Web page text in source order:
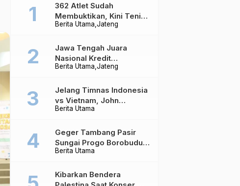
Berita Utama Jateng
362 Atlet Sudah
Membuktikan, Kini Tenis
Meja Jateng Dibidik Jadi
Berita Utama Jateng
Jawa Tengah Juara
Nasional Kredit
Perumahan, Realisasi
Berita Utama
Jelang Timnas Indonesia
vs Vietnam, John
Herdman Ungkap Hal
Berita Utama
Geger Tambang Pasir
Sungai Progo Borobudur,
Warga Sambeng Hentikan
Kibarkan Bendera